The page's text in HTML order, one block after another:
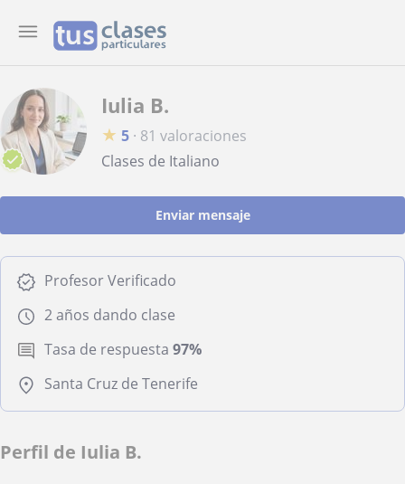
Iulia B.
★ 5 · 81 valoraciones
Clases de Italiano
Enviar mensaje
Profesor Verificado
2 años dando clase
Tasa de respuesta 97%
Santa Cruz de Tenerife
Perfil de Iulia B.